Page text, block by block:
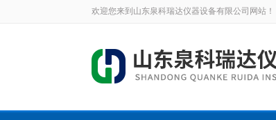
欢迎您来到山东泉科瑞达仪器设备有限公司网站！